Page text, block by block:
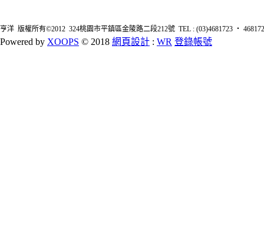
亨洋 版權所有©2012 324桃園市平鎮區金陵路二段212號 TEL : (03)4681723 ‧
Powered by XOOPS © 2018 網頁設計 : WR 登錄帳號